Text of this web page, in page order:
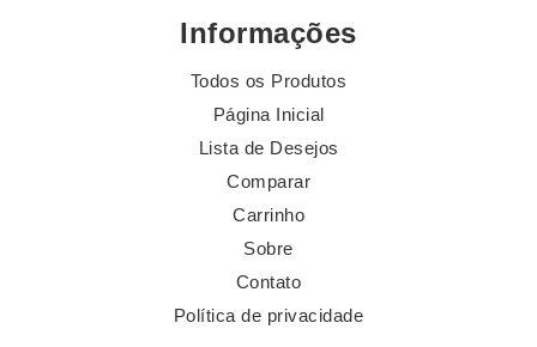
Informações
Todos os Produtos
Página Inicial
Lista de Desejos
Comparar
Carrinho
Sobre
Contato
Política de privacidade